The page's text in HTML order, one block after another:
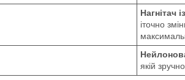
Нагнітач
іточно
якій